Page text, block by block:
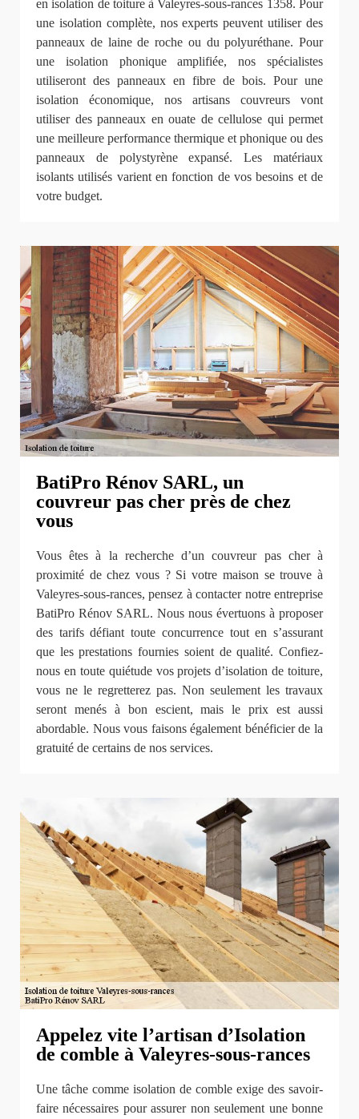
en isolation de toiture à Valeyres-sous-rances 1358. Pour
une isolation complète, nos experts peuvent utiliser des
panneaux de laine de roche ou du polyuréthane. Pour
une isolation phonique amplifiée, nos spécialistes
utiliseront des panneaux en fibre de bois. Pour une
isolation économique, nos artisans couvreurs vont
utiliser des panneaux en ouate de cellulose qui permet
une meilleure performance thermique et phonique ou des
panneaux de polystyrène expansé. Les matériaux
isolants utilisés varient en fonction de vos besoins et de
votre budget.
BatiPro Rénov SARL, un
couvreur pas cher près de chez
vous
Vous êtes à la recherche d’un couvreur pas cher à
proximité de chez vous ? Si votre maison se trouve à
Valeyres-sous-rances, pensez à contacter notre entreprise
BatiPro Rénov SARL. Nous nous évertuons à proposer
des tarifs défiant toute concurrence tout en s’assurant
que les prestations fournies soient de qualité. Confiez-
nous en toute quiétude vos projets d’isolation de toiture,
vous ne le regretterez pas. Non seulement les travaux
seront menés à bon escient, mais le prix est aussi
abordable. Nous vous faisons également bénéficier de la
gratuité de certains de nos services.
Appelez vite l’artisan d’Isolation
de comble à Valeyres-sous-rances
Une tâche comme isolation de comble exige des savoir-
faire nécessaires pour assurer non seulement une bonne